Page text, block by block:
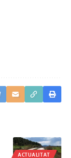
ACTUALITAT